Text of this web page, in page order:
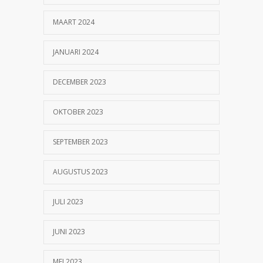
MAART 2024
JANUARI 2024
DECEMBER 2023
OKTOBER 2023
SEPTEMBER 2023
AUGUSTUS 2023
JULI 2023
JUNI 2023